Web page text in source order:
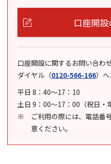
口座開
口座開設に関するお問い合わ
ダイヤル （0120-566-166）
平日 8：40～17：10
土日 9：00～17：00（祝日・
ご利用の際には、電話番
意ください。